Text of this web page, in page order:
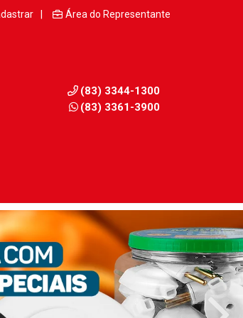
| Área do Representante
(83) 3344-1300
(83) 3361-3900